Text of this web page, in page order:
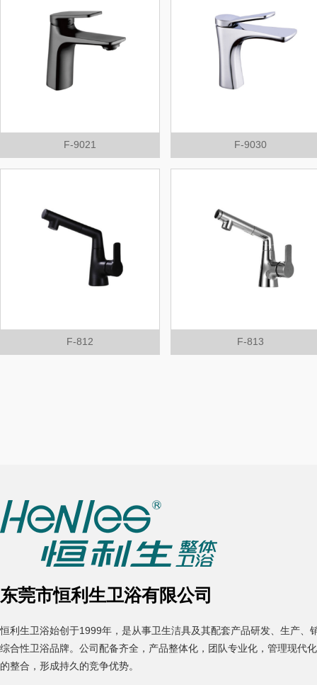
F-9021 F-9030
F-812 F-813
东莞市恒利生卫浴有限公司
恒利生卫浴始创于1999年，是从事卫生洁具及其配套产品研发、生产、
综合性卫浴品牌。公司配备齐全，产品整体化，团队专业化，管理现代
的整合，形成持久的竞争优势。